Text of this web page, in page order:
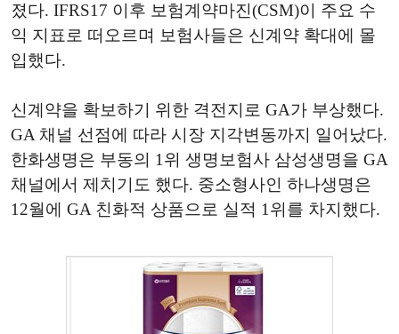
졌다. IFRS17 이후 보험계약마진(CSM)이 주요 수
익 지표로 떠오르며 보험사들은 신계약 확대에 몰
입했다.
신계약을 확보하기 위한 격전지로 GA가 부상했다.
GA 채널 선점에 따라 시장 지각변동까지 일어났다.
한화생명은 부동의 1위 생명보험사 삼성생명을 GA
채널에서 제치기도 했다. 중소형사인 하나생명은
12월에 GA 친화적 상품으로 실적 1위를 차지했다.